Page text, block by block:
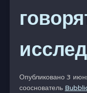
Опубликовано 3
сооснователь